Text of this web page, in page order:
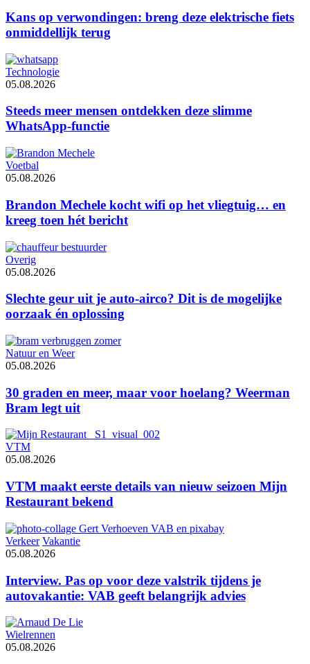
Kans op verwondingen: breng deze elektrische fiets
onmiddellijk terug
Technologie
05.08.2026
Steeds meer mensen ontdekken deze slimme
WhatsApp-functie
Voetbal
05.08.2026
Brandon Mechele kocht wifi op het vliegtuig… en
kreeg toen hét bericht
Overig
05.08.2026
Slechte geur uit je auto-airco? Dit is de mogelijke
oorzaak én oplossing
Natuur en Weer
05.08.2026
30 graden en meer, maar voor hoelang? Weerman
Bram legt uit
VTM
05.08.2026
VTM maakt eerste details van nieuw seizoen Mijn
Restaurant bekend
Verkeer Vakantie
05.08.2026
Interview. Pas op voor deze valstrik tijdens je
autovakantie: VAB geeft belangrijk advies
Wielrennen
05.08.2026